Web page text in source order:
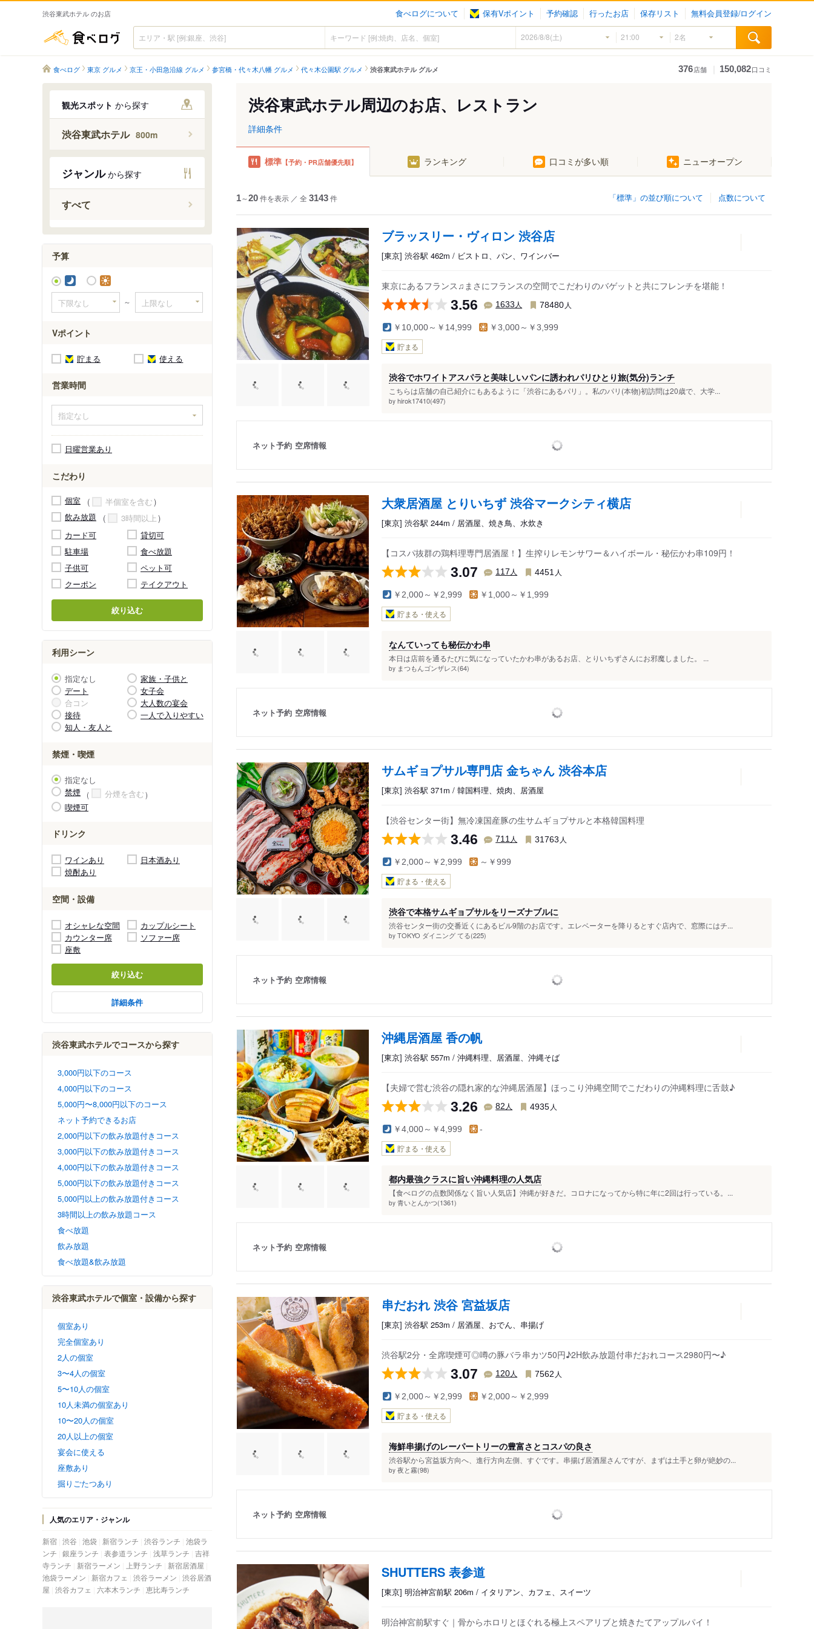
渋谷東武ホテル のお店 食べログについて 保有Vポイント 予約確認 行ったお店 保存リスト 無料会員登録/ログイン
食べログ
食べログ 東京 グルメ 京王・小田急沿線 グルメ 参宮橋・代々木八幡 グルメ 代々木公園駅 グルメ 渋谷東武ホテル グルメ 376店舗 150,082口コミ
観光スポット から探す
渋谷東武ホテル 800m
ジャンルから探す
すべて
予算
～
Vポイント
貯まる 使える
営業時間
日曜営業あり
こだわり
個室
半個室を含む
飲み放題
3時間以上
カード可
貸切可
駐車場
食べ放題
子供可
ペット可
クーポン
テイクアウト
絞り込む
利用シーン
指定なし
家族・子供と
デート
女子会
合コン
大人数の宴会
接待
一人で入りやすい
知人・友人と
禁煙・喫煙
指定なし
禁煙
分煙を含む
喫煙可
ドリンク
ワインあり
日本酒あり
焼酎あり
空間・設備
オシャレな空間
カップルシート
カウンター席
ソファー席
座敷
絞り込む
詳細条件
渋谷東武ホテルでコースから探す
3,000円以下のコース
4,000円以下のコース
5,000円〜8,000円以下のコース
ネット予約できるお店
2,000円以下の飲み放題付きコース
3,000円以下の飲み放題付きコース
4,000円以下の飲み放題付きコース
5,000円以下の飲み放題付きコース
5,000円以上の飲み放題付きコース
3時間以上の飲み放題コース
食べ放題
飲み放題
食べ放題&飲み放題
渋谷東武ホテルで個室・設備から探す
個室あり
完全個室あり
2人の個室
3〜4人の個室
5〜10人の個室
10人未満の個室あり
10〜20人の個室
20人以上の個室
宴会に使える
座敷あり
掘りごたつあり
人気のエリア・ジャンル
新宿 渋谷 池袋 新宿ランチ 渋谷ランチ 池袋ラ
ンチ 銀座ランチ 表参道ランチ 浅草ランチ 吉祥
寺ランチ
新宿ラーメン 上野ランチ
新宿居酒屋
池袋ラーメン
新宿カフェ 渋谷ラーメン 渋谷居酒
屋 渋谷カフェ 六本木ランチ 恵比寿ランチ
渋谷東武ホテル周辺のお店、レストラン
詳細条件
標準 【予約・PR店舗優先順】 ランキング 口コミが多い順 ニューオープン
1～20件を表示 ／ 全 3143件 点数について
「標準」の並び順について
ブラッスリー・ヴィロン 渋谷店
[東京] 渋谷駅 462m / ビストロ、パン、ワインバー
東京にあるフランス♫まさにフランスの空間でこだわりのバゲットと共にフレンチを堪能！
3.56 1633 人 78480 人
￥10,000～￥14,999 ￥3,000～￥3,999
貯まる
渋谷でホワイトアスパラと美味しいパンに誘われパリひとり旅(気分)ランチ
こちらは店舗の自己紹介にもあるように「渋谷にあるパリ」。私のパリ(本物)初訪問は20歳で、大学...
by hirok17410(497)
ネット予約 空席情報
大衆居酒屋 とりいちず 渋谷マークシティ横店
[東京] 渋谷駅 244m / 居酒屋、焼き鳥、水炊き
【コスパ抜群の鶏料理専門居酒屋！】生搾りレモンサワー＆ハイボール・秘伝かわ串109円！
3.07 117 人 4451 人
￥2,000～￥2,999 ￥1,000～￥1,999
貯まる・使える
なんていっても秘伝かわ串
本日は店前を通るたびに気になっていたかわ串があるお店、とりいちずさんにお邪魔しました。 ...
by まつもんゴンザレス(64)
ネット予約 空席情報
サムギョプサル専門店 金ちゃん 渋谷本店
[東京] 渋谷駅 371m / 韓国料理、焼肉、居酒屋
【渋谷センター街】無冷凍国産豚の生サムギョプサルと本格韓国料理
3.46 711人 31763 人
￥2,000～￥2,999 ～￥999
貯まる・使える
渋谷で本格サムギョプサルをリーズナブルに
渋谷センター街の交番近くにあるビル9階のお店です。エレベーターを降りるとすぐ店内で、窓際にはチ...
by TOKYO ダイニング てる(225)
ネット予約 空席情報
沖縄居酒屋 香の帆
[東京] 渋谷駅 557m / 沖縄料理、居酒屋、沖縄そば
【夫婦で営む渋谷の隠れ家的な沖縄居酒屋】ほっこり沖縄空間でこだわりの沖縄料理に舌鼓♪
3.26 82 人 4935 人
￥4,000～￥4,999 -
貯まる・使える
都内最強クラスに旨い沖縄料理の人気店
【食べログの点数関係なく旨い人気店】沖縄が好きだ。コロナになってから特に年に2回は行っている。...
by 青いとんかつ(1361)
ネット予約 空席情報
串だおれ 渋谷 宮益坂店
[東京] 渋谷駅 253m / 居酒屋、おでん、串揚げ
渋谷駅2分・全席喫煙可◎噂の豚バラ串カツ50円♪2H飲み放題付串だおれコース2980円〜♪
3.07 120人 7562 人
￥2,000～￥2,999 ￥2,000～￥2,999
貯まる・使える
海鮮串揚げのレーパートリーの豊富さとコスパの良さ
渋谷駅から宮益坂方向へ、進行方向左側、すぐです。串揚げ居酒屋さんですが、まずは土手と卵が絶妙の...
by 夜と霧(98)
ネット予約 空席情報
SHUTTERS 表参道
[東京] 明治神宮前駅 206m / イタリアン、カフェ、スイーツ
明治神宮前駅すぐ｜骨からホロリとほぐれる極上スペアリブと焼きたてアップルパイ！